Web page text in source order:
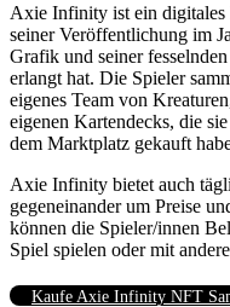
Axie Infinity ist ein digitales
seiner Veröffentlichung im
Grafik und seiner
erlangt hat. Die Spieler
eigenes Team von
eigenen Kartendecks, die
dem Marktplatz gekauft
Axie Infinity bietet auch
gegeneinander um Preise
können die Spieler/innen
Spiel spielen oder mit
Kaufe Axie Infinity NFT